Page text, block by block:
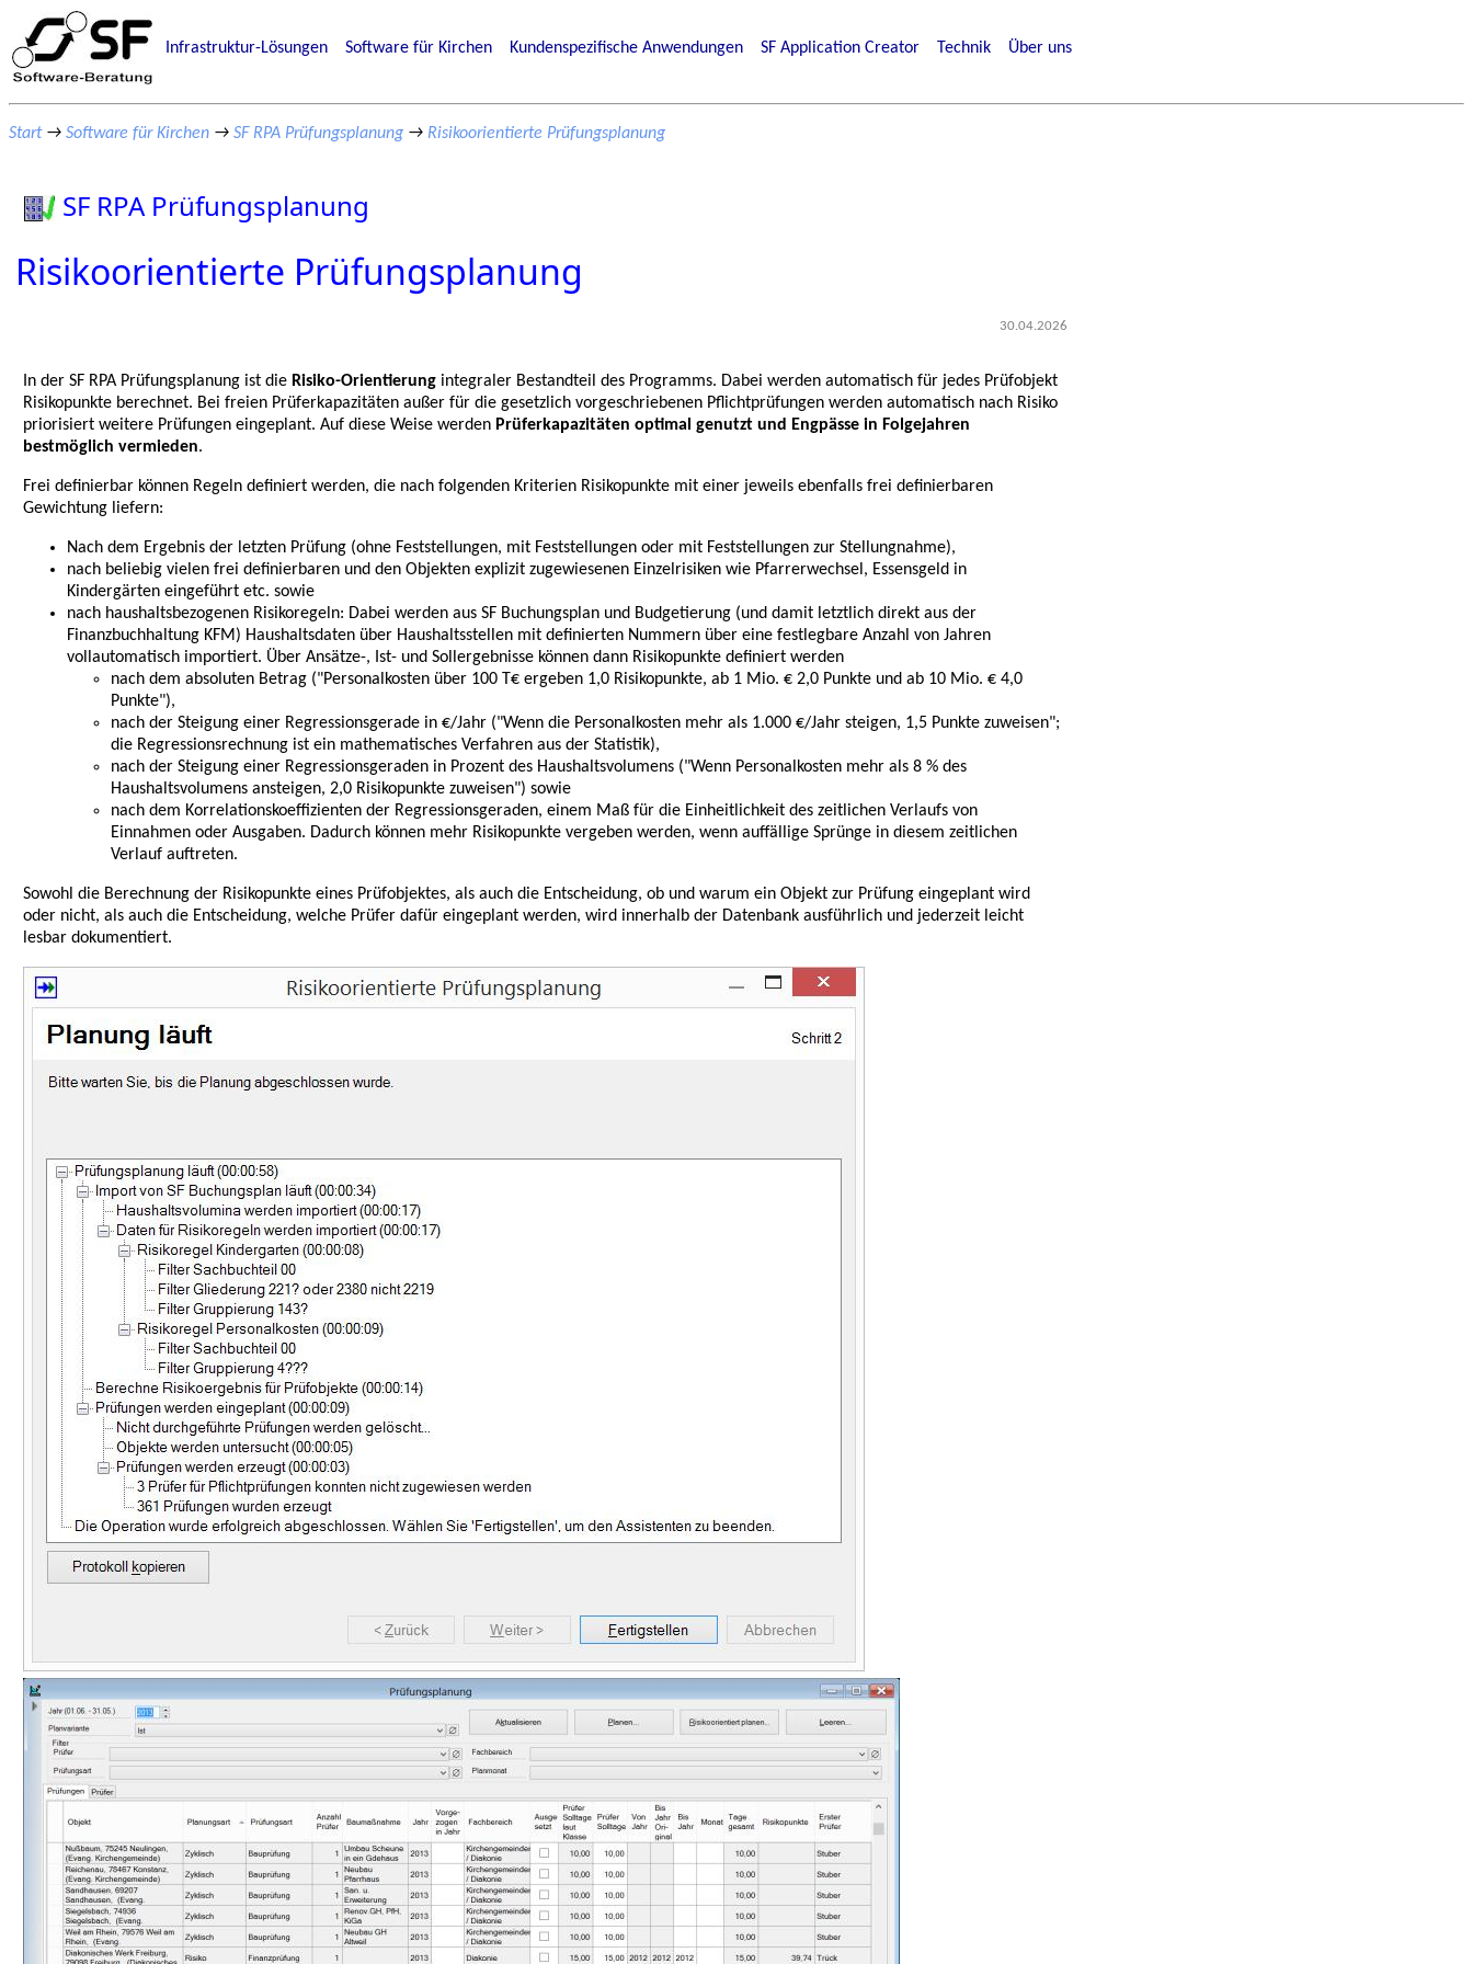
Infrastruktur-Lösungen Software für Kirchen Kundenspezifische Anwendungen SF Application Creator Technik Über uns
Start→ Software für Kirchen → SF RPA Prüfungsplanung → Risikoorientierte Prüfungsplanung
SF RPA Prüfungsplanung
Risikoorientierte Prüfungsplanung
30.04.2026
In der SF RPA Prüfungsplanung ist die Risiko-Orientierung integraler Bestandteil des Programms. Dabei werden automatisch für jedes Prüfobjekt
Risikopunkte berechnet. Bei freien Prüferkapazitäten außer für die gesetzlich vorgeschriebenen Pflichtprüfungen werden automatisch nach Risiko
priorisiert weitere Prüfungen eingeplant. Auf diese Weise werden Prüferkapazitäten optimal genutzt und Engpässe in Folgejahren
bestmöglich vermieden.
Frei definierbar können Regeln definiert werden, die nach folgenden Kriterien Risikopunkte mit einer jeweils ebenfalls frei definierbaren
Gewichtung liefern:
Nach dem Ergebnis der letzten Prüfung (ohne Feststellungen, mit Feststellungen oder mit Feststellungen zur Stellungnahme),
nach beliebig vielen frei definierbaren und den Objekten explizit zugewiesenen Einzelrisiken wie Pfarrerwechsel, Essensgeld in
Kindergärten eingeführt etc. sowie
nach haushaltsbezogenen Risikoregeln: Dabei werden aus SF Buchungsplan und Budgetierung (und damit letztlich direkt aus der
Finanzbuchhaltung KFM) Haushaltsdaten über Haushaltsstellen mit definierten Nummern über eine festlegbare Anzahl von Jahren
vollautomatisch importiert. Über Ansätze-, Ist- und Sollergebnisse können dann Risikopunkte definiert werden
nach dem absoluten Betrag ("Personalkosten über 100 T€ ergeben 1,0 Risikopunkte, ab 1 Mio. € 2,0 Punkte und ab 10 Mio. € 4,0
Punkte"),
nach der Steigung einer Regressionsgerade in €/Jahr ("Wenn die Personalkosten mehr als 1.000 €/Jahr steigen, 1,5 Punkte zuweisen";
die Regressionsrechnung ist ein mathematisches Verfahren aus der Statistik),
nach der Steigung einer Regressionsgeraden in Prozent des Haushaltsvolumens ("Wenn Personalkosten mehr als 8 % des
Haushaltsvolumens ansteigen, 2,0 Risikopunkte zuweisen") sowie
nach dem Korrelationskoeffizienten der Regressionsgeraden, einem Maß für die Einheitlichkeit des zeitlichen Verlaufs von
Einnahmen oder Ausgaben. Dadurch können mehr Risikopunkte vergeben werden, wenn auffällige Sprünge in diesem zeitlichen
Verlauf auftreten.
Sowohl die Berechnung der Risikopunkte eines Prüfobjektes, als auch die Entscheidung, ob und warum ein Objekt zur Prüfung eingeplant wird
oder nicht, als auch die Entscheidung, welche Prüfer dafür eingeplant werden, wird innerhalb der Datenbank ausführlich und jederzeit leicht
lesbar dokumentiert.